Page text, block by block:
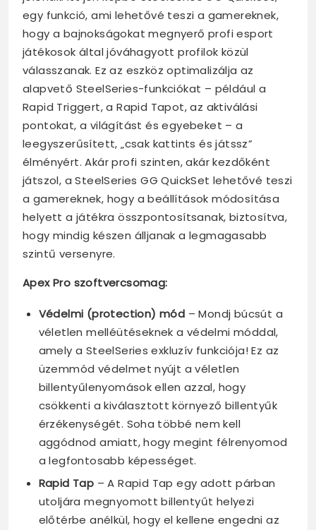
egy funkció, ami lehetővé teszi a gamereknek,
hogy a bajnokságokat megnyerő profi esport
játékosok által jóváhagyott profilok közül
válasszanak. Ez az eszköz optimalizálja az
alapvető SteelSeries-funkciókat – például a
Rapid Triggert, a Rapid Tapot, az aktiválási
pontokat, a világítást és egyebeket – a
leegyszerűsített, „csak kattints és játssz”
élményért. Akár profi szinten, akár kezdőként
játszol, a SteelSeries GG QuickSet lehetővé teszi
a gamereknek, hogy a beállítások módosítása
helyett a játékra összpontosítsanak, biztosítva,
hogy mindig készen álljanak a legmagasabb
szintű versenyre.
Apex Pro szoftvercsomag:
Védelmi (protection) mód – Mondj búcsút a
véletlen melléütéseknek a védelmi móddal,
amely a SteelSeries exkluzív funkciója! Ez az
üzemmód védelmet nyújt a véletlen
billentyűlenyomások ellen azzal, hogy
csökkenti a kiválasztott környező billentyűk
érzékenységét. Soha többé nem kell
aggódnod amiatt, hogy megint félrenyomod
a legfontosabb képességet.
Rapid Tap – A Rapid Tap egy adott párban
utoljára megnyomott billentyűt helyezi
előtérbe anélkül, hogy el kellene engedni az